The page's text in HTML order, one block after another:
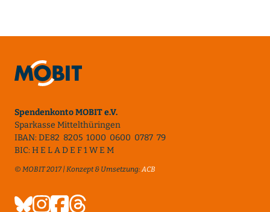
Spendenkonto MOBIT e.V.
Sparkasse Mittelthüringen
IBAN: DE82 8205 1000 0600 0787 79
BIC: H E L A D E F 1 W E M
© MOBIT 2017 | Konzept & Umsetzung:ACB